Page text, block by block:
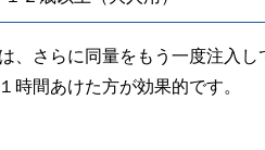
、さらに同量をもう一度注入し
時間あけた方が効果的です。